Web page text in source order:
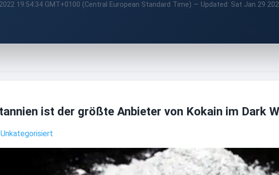
19:54:34 GMT+0100 (Central European Standard Time) — Updated: Sat Jan 29
ist der größte Anbieter von Kokain im Dark
Unkategorisiert